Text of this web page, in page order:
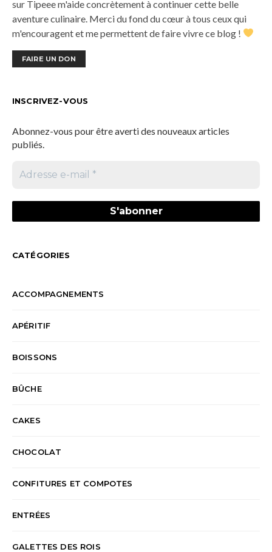
sur Tipeee m'aide concrètement à continuer cette belle
aventure culinaire. Merci du fond du cœur à tous ceux qui
m'encouragent et me permettent de faire vivre ce blog !
FAIRE UN DON
INSCRIVEZ-VOUS
Abonnez-vous pour être averti des nouveaux articles
publiés.
CATÉGORIES
ACCOMPAGNEMENTS
APÉRITIF
BOISSONS
BÛCHE
CAKES
CHOCOLAT
CONFITURES ET COMPOTES
ENTRÉES
GALETTES DES ROIS